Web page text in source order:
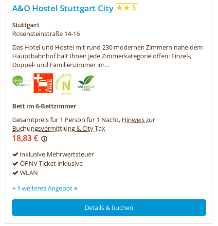
A&O Hostel Stuttgart City
Stuttgart
Rosensteinstraße 14-16
Das Hotel und Hostel mit rund 230 modernen Zimmern nahe dem
Hauptbahnhof hält Ihnen jede Zimmerkategorie offen: Einzel-,
Doppel- und Familienzimmer im...
Bett im 6-Bettzimmer
Gesamtpreis für 1 Person für 1 Nacht, Hinweis zur
Buchungsvermittlung & City Tax
18,83 €
inklusive Mehrwertsteuer
ÖPNV Ticket inklusive
WLAN
+ 1 weiteres Angebot»
Details & buchen